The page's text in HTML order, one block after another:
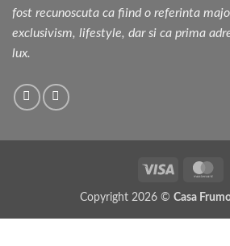
fost recunoscuta ca fiind o referinta
exclusivism, lifestyle, dar si ca prima
lux.
Visa
Copyright 2026 © Casa